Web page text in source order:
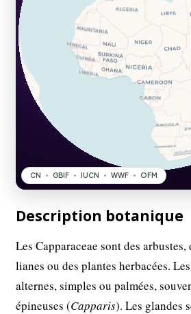
Description botanique
Les Capparaceae sont des arbustes,
lianes ou des plantes herbacées.
alternes, simples ou palmées,
épineuses (Capparis). Les glandes